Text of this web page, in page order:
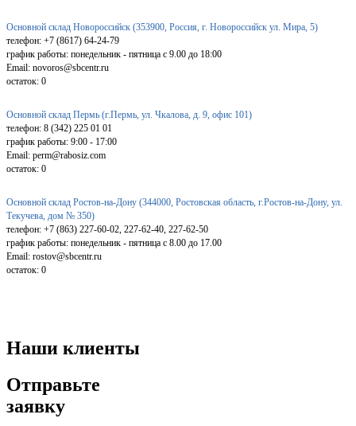
Основной склад Новороссийск (353900, Россия, г. Новороссийск ул. Мира, 5)
телефон: +7 (8617) 64-24-79
график работы: понедельник - пятница с 9.00 до 18:00
Email: novoros@sbcentr.ru
остаток: 0
Основной склад Пермь (г.Пермь, ул. Чкалова, д. 9, офис 101)
телефон: 8 (342) 225 01 01
график работы: 9:00 - 17:00
Email: perm@rabosiz.com
остаток: 0
Основной склад Ростов-на-Дону (344000, Ростовская область, г.Ростов-на-Дону, ул.
Текучева, дом № 350)
телефон: +7 (863) 227-60-02, 227-62-40, 227-62-50
график работы: понедельник - пятница с 8.00 до 17.00
Email: rostov@sbcentr.ru
остаток: 0
Наши клиенты
Отправьте
заявку